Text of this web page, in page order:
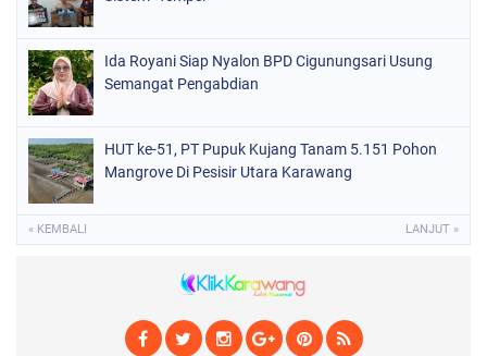
Ida Royani Siap Nyalon BPD Cigunungsari Usung
Semangat Pengabdian
HUT ke-51, PT Pupuk Kujang Tanam 5.151 Pohon
Mangrove Di Pesisir Utara Karawang
« KEMBALI LANJUT »